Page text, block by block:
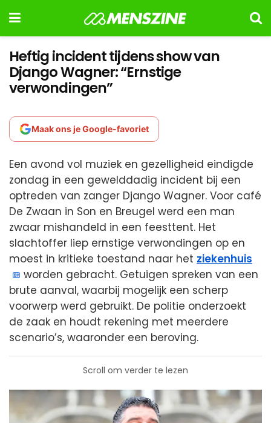
Heftig incident tijdens show van
Django Wagner: “Ernstige
verwondingen”
Maak ons je Google-favoriet
Een avond vol muziek en gezelligheid eindigde
zondag in een gewelddadig incident bij een
optreden van zanger Django Wagner. Voor café
De Zwaan in Son en Breugel werd een man
zwaar mishandeld in een feesttent. Het
slachtoffer liep ernstige verwondingen op en
moest in kritieke toestand naar het ziekenhuis
worden gebracht. Getuigen spreken van een
brute aanval, waarbij mogelijk een scherp
voorwerp werd gebruikt. De politie onderzoekt
de zaak en houdt rekening met meerdere
scenario’s, waaronder een beroving.
Scroll om verder te lezen